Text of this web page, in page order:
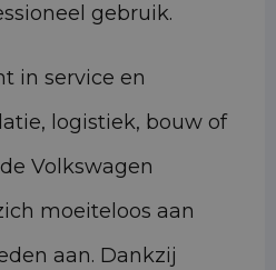
gebruik.
in service en
logistiek, bouw of
Volkswagen
moeiteloos aan
aan. Dankzij